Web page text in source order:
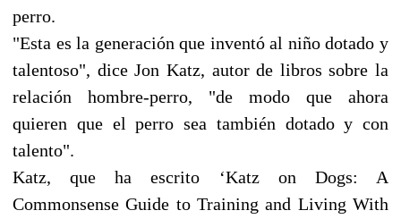
perro.
"Esta es la generación que inventó al niño dotado y
talentoso", dice Jon Katz, autor de libros sobre la
relación hombre-perro, "de modo que ahora
quieren que el perro sea también dotado y con
talento".
Katz, que ha escrito ‘Katz on Dogs: A
Commonsense Guide to Training and Living With